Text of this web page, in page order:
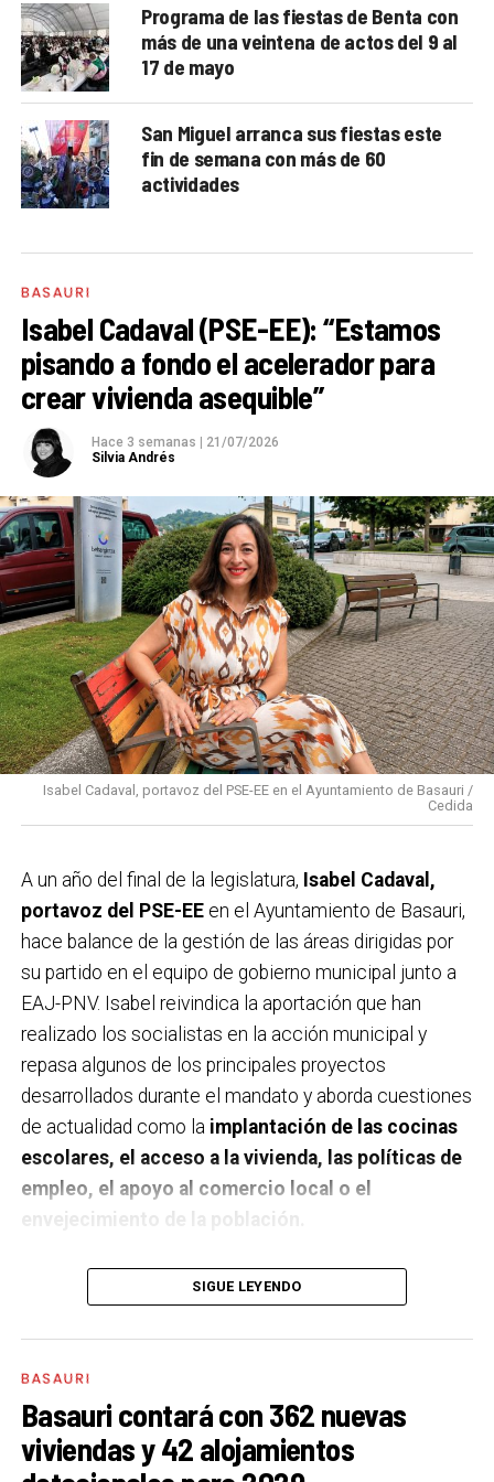
Programa de las fiestas de Benta con
más de una veintena de actos del 9 al
17 de mayo
San Miguel arranca sus fiestas este
fin de semana con más de 60
actividades
BASAURI
Isabel Cadaval (PSE-EE): “Estamos
pisando a fondo el acelerador para
crear vivienda asequible”
Hace 3 semanas
21/07/2026
Silvia Andrés
Isabel Cadaval, portavoz del PSE-EE en el Ayuntamiento de Basauri /
Cedida
A un año del final de la legislatura, Isabel Cadaval,
portavoz del PSE-EEen el Ayuntamiento de Basauri,
hace balance de la gestión de las áreas dirigidas por
su partido en el equipo de gobierno municipal junto a
EAJ-PNV. Isabel reivindica la aportación que han
realizado los socialistas en la acción municipal y
repasa algunos de los principales proyectos
desarrollados durante el mandato y aborda cuestiones
de actualidad como la implantación de las cocinas
escolares, el acceso a la vivienda, las políticas de
empleo, el apoyo al comercio local o el
envejecimiento de la población.
A un año de acabar la legislatura, ¿qué balance
haces de la gestión del PSE en tus áreas dentro
del equipo de gobierno y qué proyectos
los gobiernos sirve para transformar y mejorar la vida
de las personas y, por eso, tan importante como la
SIGUE LEYENDO
BASAURI
Basauri contará con 362 nuevas
viviendas y 42 alojamientos